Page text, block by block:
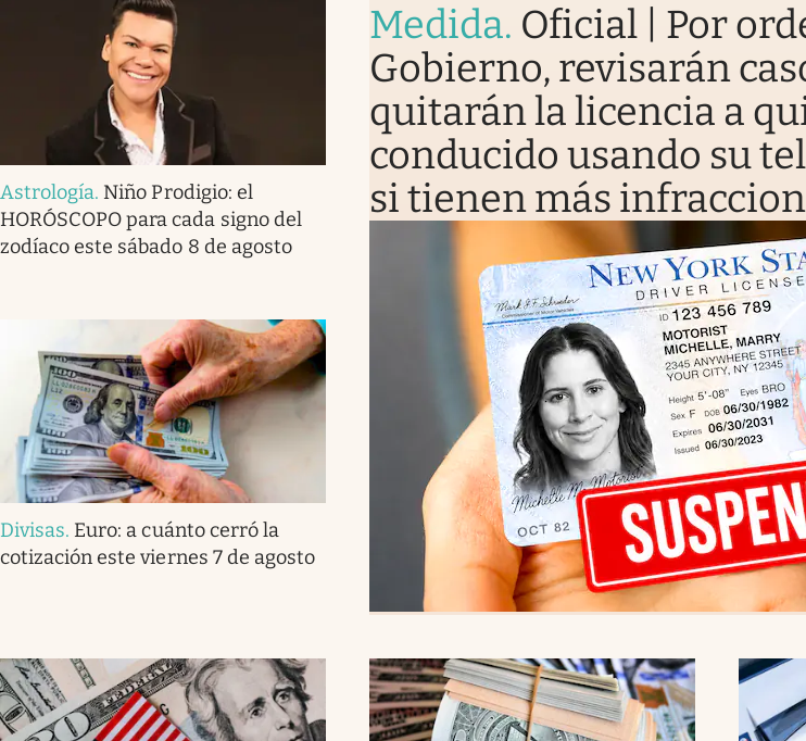
Astrología. Niño Prodigio: el
HORÓSCOPO para cada signo del
zodíaco este sábado 8 de agosto
Medida. Oficial | Por
Gobierno, revisarán
quitarán la licencia a
conducido usando su
si tienen más
Divisas. Euro: a cuánto cerró la
cotización este viernes 7 de agosto